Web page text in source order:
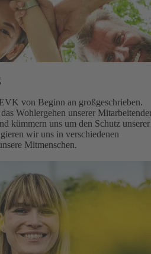
von Beginn an großgeschrieben.
Wohlergehen unserer
kümmern uns um den Schutz unserer
wir uns in verschiedenen
Mitmenschen.